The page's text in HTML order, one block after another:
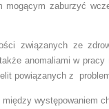
mogącym zaburzyć
związanych ze
anomaliami w
powiązanych z